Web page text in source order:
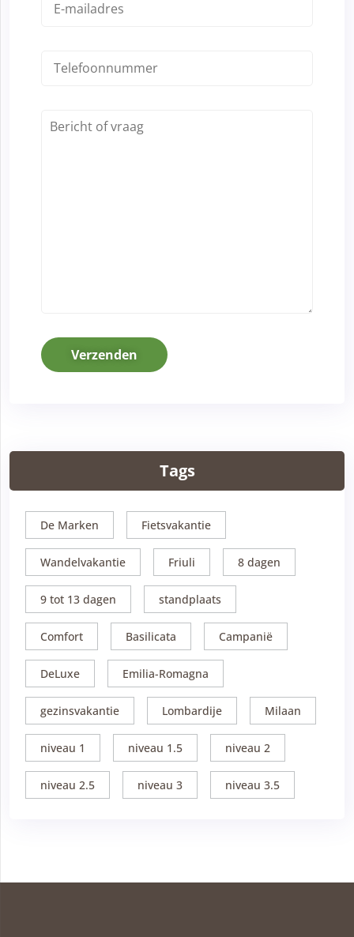
Verzenden
Tags
De Marken Fietsvakantie
Wandelvakantie Friuli 8 dagen
9 tot 13 dagen standplaats
Comfort Basilicata Campanië
DeLuxe Emilia-Romagna
gezinsvakantie Lombardije Milaan
niveau 1 niveau 1.5 niveau 2
niveau 2.5 niveau 3 niveau 3.5